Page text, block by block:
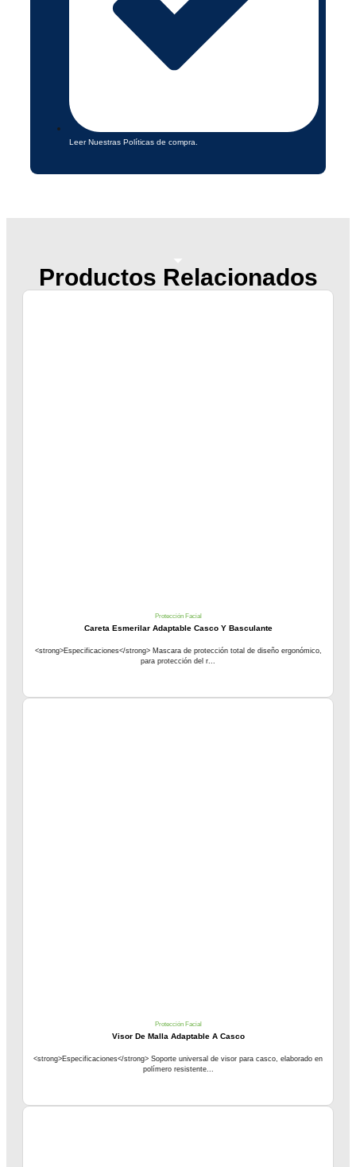
Leer Nuestras Políticas de compra.
Productos Relacionados
Protección Facial
Careta Esmerilar Adaptable Casco Y Basculante
<strong>Especificaciones</strong> Mascara de protección total de diseño ergonómico,
para protección del r...
Protección Facial
Visor De Malla Adaptable A Casco
<strong>Especificaciones</strong> Soporte universal de visor para casco, elaborado en
polímero resistente...